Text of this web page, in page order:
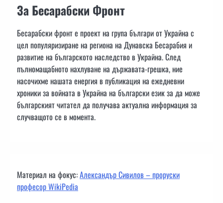
За Бесарабски Фронт
Бесарабски фронт е проект на група българи от Украйна с
цел популяризиране на региона на Дунавска Бесарабия и
развитие на българското наследство в Украйна. След
пълномащабното нахлуване на държавата-грешка, ние
насочихме нашата енергия в публикация на ежедневни
хроники за войната в Украйна на български език за да може
българският читател да получава актуална информация за
случващото се в момента.
Материал на фокус:Александър Сивилов – проруски
професор WikiPedia